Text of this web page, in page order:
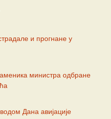
и прогнане у
министра одбране
Дана авијације